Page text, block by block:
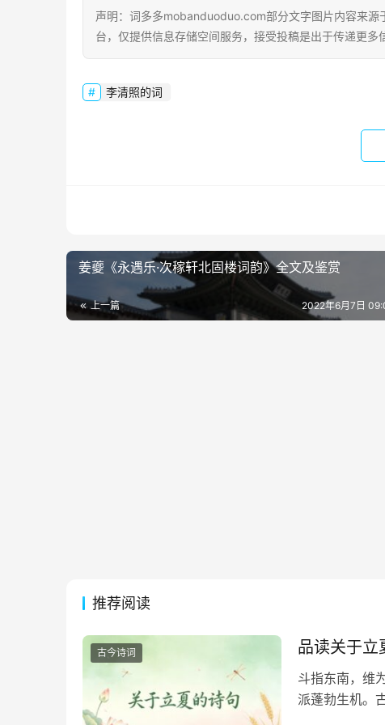
声明：词多多mobanduoduo.com部分文字图片内容来
台，仅提供信息存储空间服务，接受投稿是出于传递更多
李清照的词
姜夔《永遇乐·次稼轩北固楼词韵》全文及鉴赏
上一篇 2022年6月7日
推荐阅读
古今诗词 品读关于立
斗指东南，维
派蓬勃生机。